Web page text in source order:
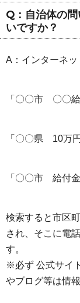
Q：自治体の
いですか？
A：インターネッ
「〇〇市 〇〇給
「〇〇県 10万
「〇〇市 給付
検索すると市区
され、そこに電
す。
※必ず 公式サイ
やブログ等は情